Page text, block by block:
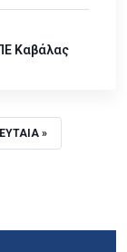
Καβάλας
PAGE »